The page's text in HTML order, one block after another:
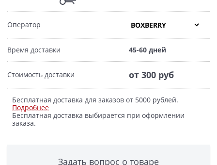
Оператор
Время доставки 45-60 дней
Стоимость доставки от 300 руб
Бесплатная доставка для заказов от 5000 рублей.
Подробнее
Бесплатная доставка выбирается при оформлении
заказа.
Задать вопрос о товаре